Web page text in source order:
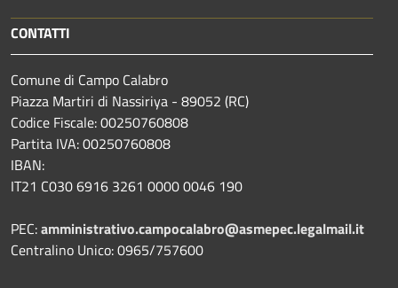
CONTATTI
Comune di Campo Calabro
Piazza Martiri di Nassiriya - 89052 (RC)
Codice Fiscale: 00250760808
Partita IVA: 00250760808
IBAN:
IT21 C030 6916 3261 0000 0046 190
PEC:amministrativo.campocalabro@asmepec.legalmail.it
Centralino Unico: 0965/757600